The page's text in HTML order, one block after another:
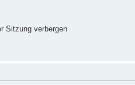
Sitzung verbergen